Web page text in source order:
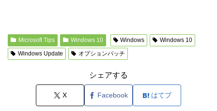
Microsoft Tips Windows 10 Windows
Windows 10
Windows Update
オプションパッチ
シェアする
X Facebook はてブ